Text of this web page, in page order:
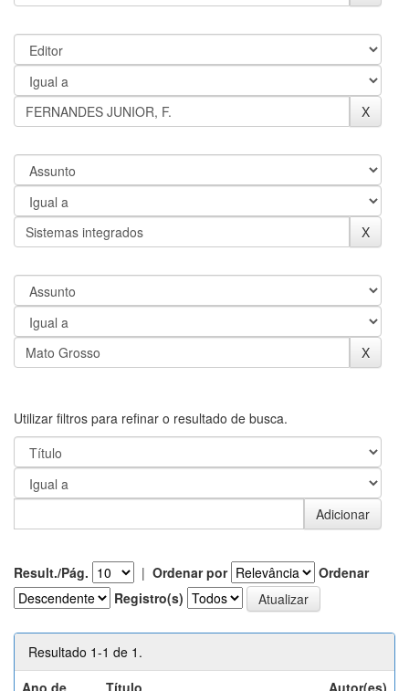
Utilizar filtros para refinar o resultado de busca.
Result./Pág. | Ordenar por
Ordenar
Registro(s)
Resultado 1-1 de 1.
Ano de
Título Autor(es)